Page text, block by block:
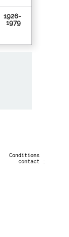
1926-
1979
Conditions
contact :